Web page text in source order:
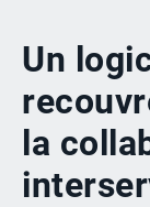
Un
la